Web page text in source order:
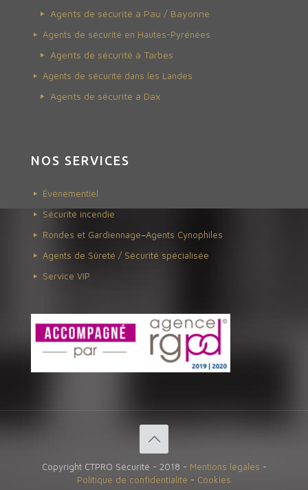
Agents de sécurité à Pau / Bayonne
Agents de sécurité en Hautes-Pyrénées
Agents de sécurité à Tarbes
Agents de sécurité dans les Landes
Agents de sécurité à Dax
NOS SERVICES
Évènementiel
Sécurité incendie
Rondes et Gardiennage–Agents Cynophiles
Agents de Sûreté / Sécurité spécialisée
Service VIP
Copyright CTPRO Sécurité - 2018 - Mentions légales -
Politique de confidentialité - Cookies